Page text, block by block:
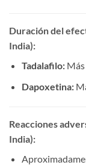
Duración del
India):​
Tadalafilo:​ Más
Dapoxetina:​
Reacciones
India):​